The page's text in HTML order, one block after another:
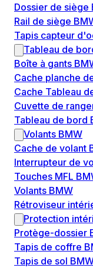
Dossier de siège
Rail de siège
Tapis capteur
Tableau de
Boîte à gants
Cache planche
Cache Tableau
Cuvette de
Tableau de bord
Volants BMW
Cache de volant
Interrupteur de
Touches MFL
Volants BMW
Rétroviseur
Protection
Protège-dossier
Tapis de coffre
Tapis de sol